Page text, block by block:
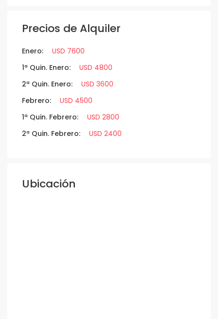
Precios de Alquiler
Enero:
USD 7600
1ª Quin. Enero:
USD 4800
2ª Quin. Enero:
USD 3600
Febrero:
USD 4500
1ª Quin. Febrero:
USD 2800
2ª Quin. Febrero:
USD 2400
Ubicación